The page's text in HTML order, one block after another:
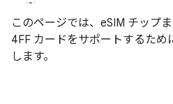
このページでは、eSIM チップ
4FF カードをサポートするた
します。